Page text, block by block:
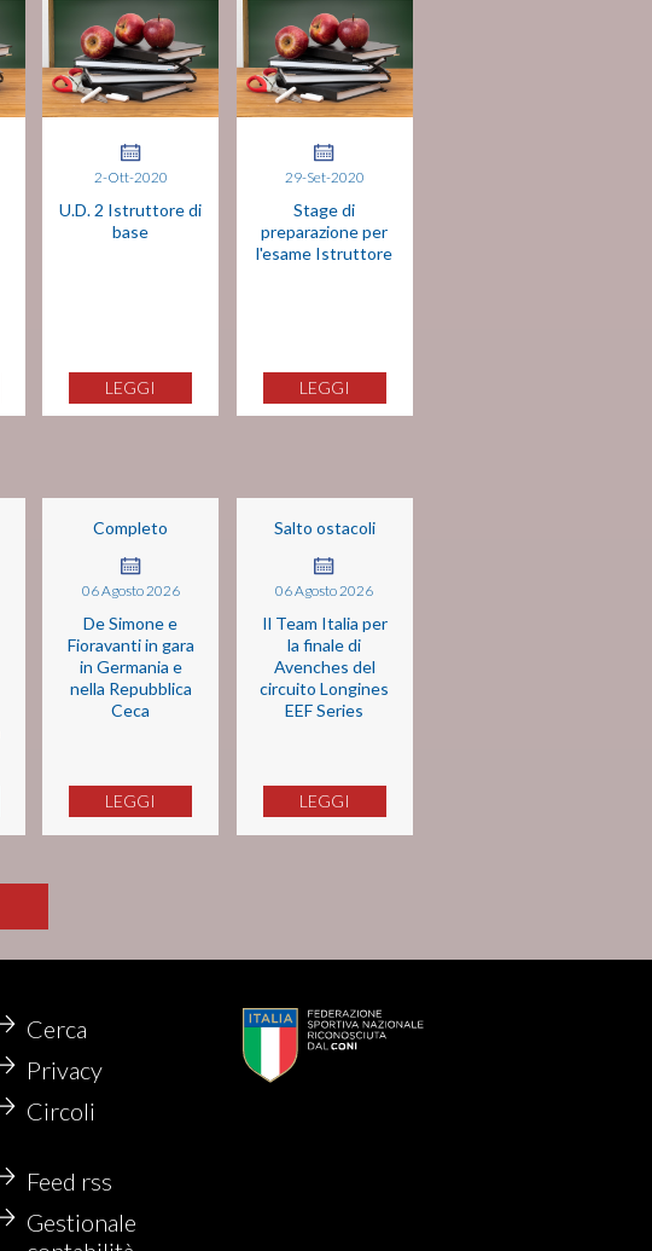
2-Ott-2020
U.D. 2 Istruttore di
base
LEGGI
29-Set-2020
Stage di
preparazione per
l'esame Istruttore
LEGGI
Completo
06Agosto2026
De Simone e
Fioravanti in gara
in Germania e
nella Repubblica
Ceca
LEGGI
Salto ostacoli
06Agosto2026
Il Team Italia per
la finale di
Avenches del
circuito Longines
EEF Series
LEGGI
Cerca
Privacy
Circoli
Feed rss
Gestionale